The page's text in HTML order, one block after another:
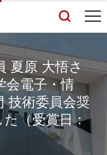
と見る
トすべてを検索する
夏原 大悟さ
会電子・情
技術委員会奨
（受賞日：